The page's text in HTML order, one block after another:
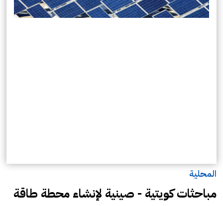
المحلية
مباحثات كويتية - صينية لإنشاء محطة طاقة